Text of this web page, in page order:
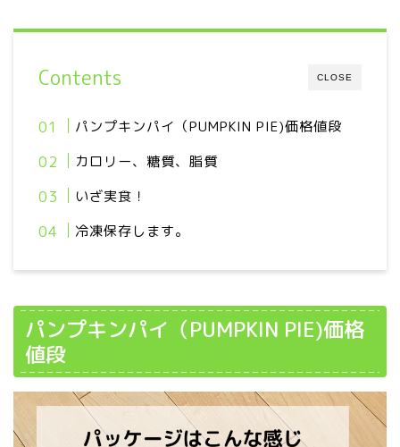
CLOSE
Contents
パンプキンパイ（PUMPKIN PIE)価格値段
カロリー、糖質、脂質
いざ実食！
冷凍保存します。
パンプキンパイ（PUMPKIN PIE)価格
値段